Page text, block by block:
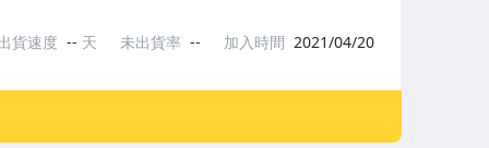
貨速度 -- 天 未出貨率 -- 加入時間 2021/04/20